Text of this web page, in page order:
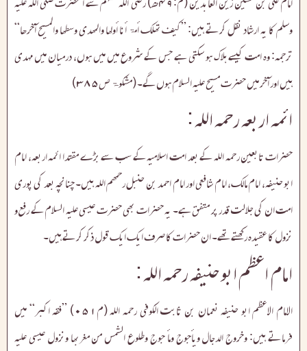
وسلم کا یہ ارشاد نقل کرتے ہیں: ”کیف تھلک أمۃ أنا أولھا والمھدی وسطھا والمسیح آخرھا“
ترجمہ: وہ امت کیسے ہلاک ہو سکتی ہے جس کے شروع میں میں ہوں، درمیان میں مہدی
ہیں اور آخر میں حضرت مسیح علیہ السلام ہوں گے۔ (مشکوۃ ص۳۸۵)
ائمہ اربعہ رحمہ اللہ :
حضرات تابعین رحمہ اللہ کے بعد امت اسلامیہ کے سب سے بڑے مقتدا ائمہ اربعہ، امام
ابو حنیفہ، امام مالک، امام شافعی اور امام احمد بن حنبل رحمھم اللہ ہیں۔ چنانچہ بعد کی پوری
امت ان کی جلالت قدر پر متفق ہے۔ یہ حضرات بھی حضرت عیسی علیہ السلام کے رفع و
نزول کا عقیدہ رکھتے تھے۔ ان حضرات کا صرف ایک ایک قول ذکر کرتے ہیں۔
امام اعظم ابو حنیفہ رحمہ اللہ :
الامام الاعظم ابو حنیفہ نعمان بن ثابت الکوفی رحمہ اللہ (م۰۵۱) ”فقہ اکبر“ میں
فرماتے ہیں: وخروج الدجال ویأجوج ومأ جوج وطلوع الشمس من مغربھا ونزول عیسی علیہ